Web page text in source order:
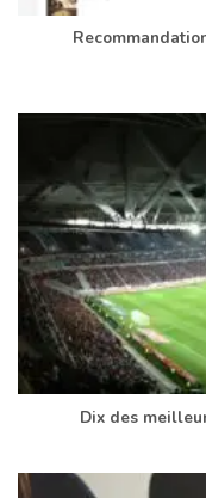
Dix des